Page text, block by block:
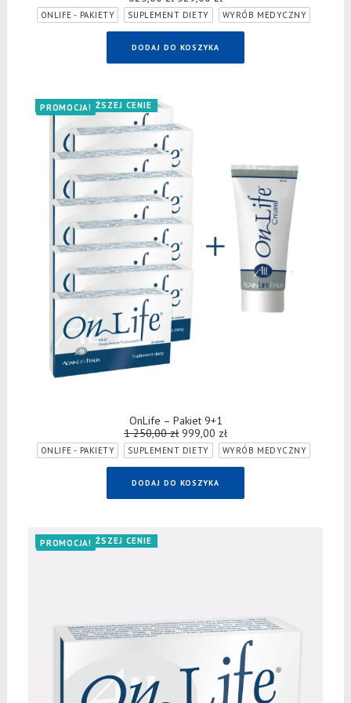
cena
wynosiła:
625,00 zł.
cena
wynosi:
529,00 zł.
ONLIFE - PAKIETY SUPLEMENT DIETY WYRÓB MEDYCZNY
DODAJ DO KOSZYKA
PROMOCJA!
DODAJ DO KOSZYKA
TERAZ W NIŻSZEJ CENIE
OnLife – Pakiet 9+1
1 250,00zł Pierwotna
cena
wynosiła:
1
250,00 zł.
999,00 zł
cena
wynosi:
999,00 zł.
ONLIFE - PAKIETY SUPLEMENT DIETY WYRÓB MEDYCZNY
DODAJ DO KOSZYKA
PROMOCJA!
TERAZ W NIŻSZEJ CENIE